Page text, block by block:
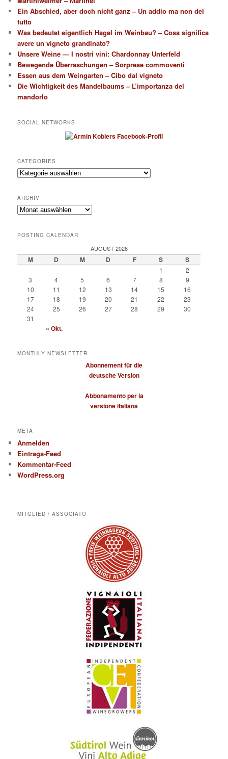
Ein Abschied, aber doch nicht ganz – Un addio ma non del
tutto
Was bedeutet eigentlich Hagel im Weinbau? – Cosa significa
avere un vigneto grandinato?
Unsere Weine — I nostri vini: Chardonnay Unterfeld
Bewegende Überraschungen – Sorprese commoventi
Essen aus dem Weingarten – Cibo dal vigneto
Die Wichtigkeit des Mandelbaums – L’importanza del
mandorlo
SOCIAL NETWORKS
CATEGORIES
Categories
ARCHIV
Archiv
POSTING CALENDAR
AUGUST 2026
M D M D F S S
1
2
3
4 5 6 7 8
9
10
11 12 13 14 15
16
17
18 19 20 21 22
23
24
25 26 27 28 29
30
31
« Okt.
MONTHLY NEWSLETTER
Abonnement für die
deutsche Version
Abbonamento per la
versione italiana
META
Anmelden
Eintrags-Feed
Kommentar-Feed
WordPress.org
MITGLIED / ASSOCIATO